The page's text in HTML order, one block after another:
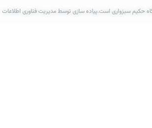
حکیم سبزواری است.پیاده سازی توسط مدیریت فناوری اطلاعات